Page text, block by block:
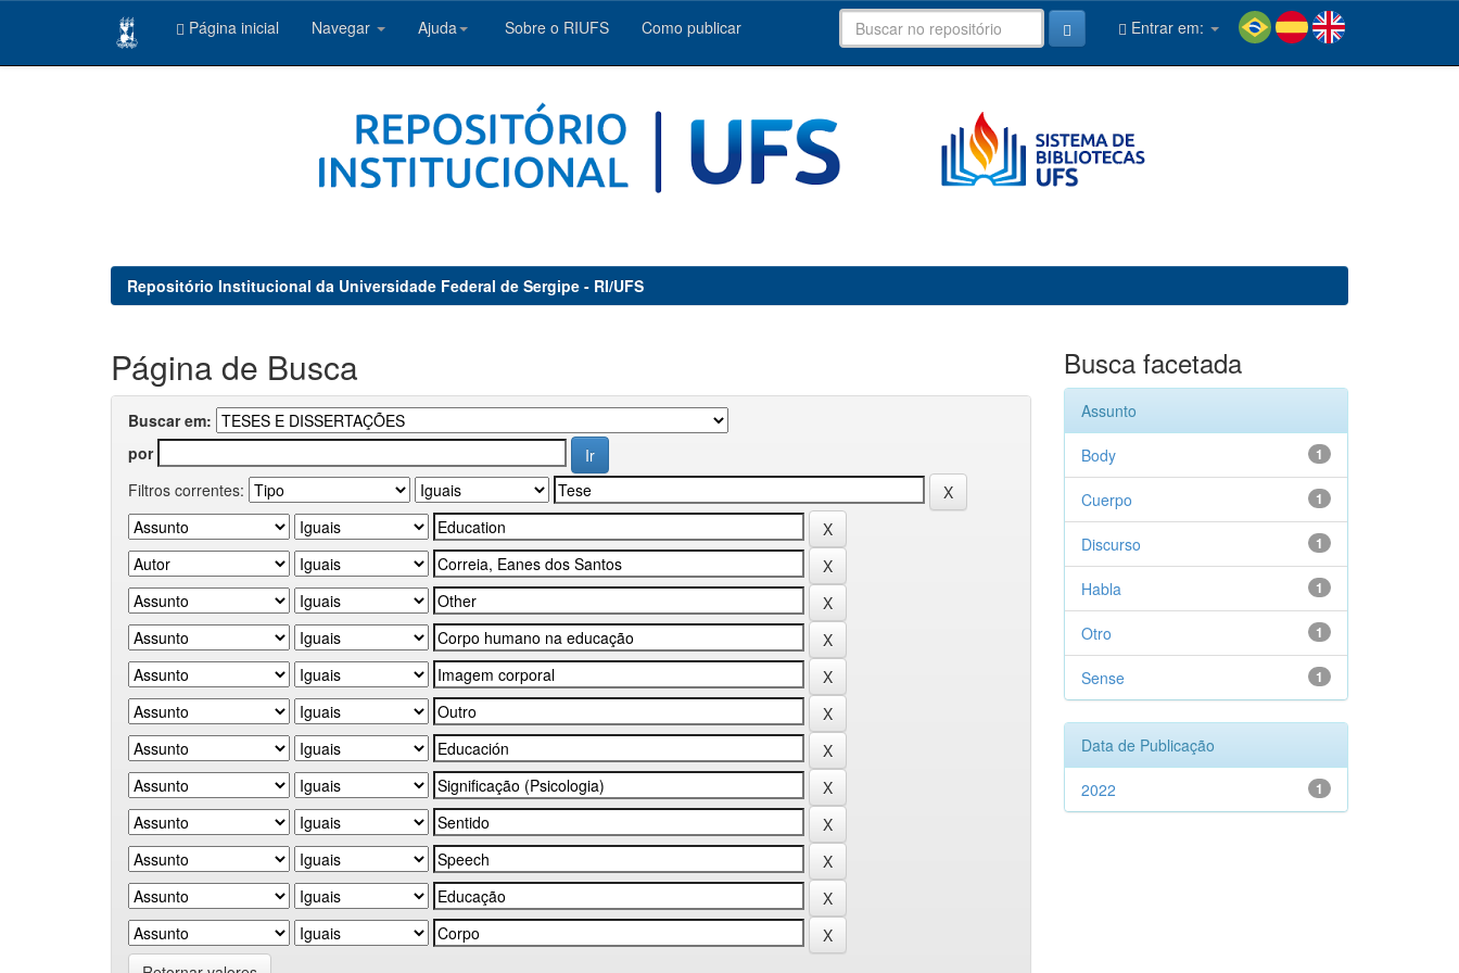
Página inicial Navegar Ajuda Sobre o RIUFS Como publicar Entrar em:
Repositório Institucional da Universidade Federal de Sergipe - RI/UFS
Página de Busca
Buscar em:
por
Filtros correntes:
Busca facetada
Assunto
1
Body
1
Cuerpo
1
Discurso
1
Habla
1
Otro
1
Sense
Data de Publicação
1
2022